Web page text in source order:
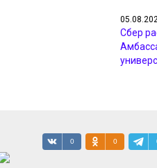
Сбер
0 0